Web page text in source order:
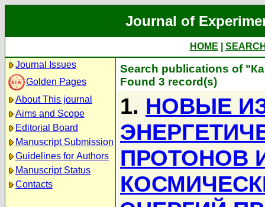
Journal of
HOME
Journal Issues
Golden Pages
About This journal
Aims and Scope
Editorial Board
Manuscript Submission
Guidelines for Authors
Manuscript Status
Contacts
Search publications of
Found 3 record(s)
1. НОВЫЕ
ПРОТОНОВ